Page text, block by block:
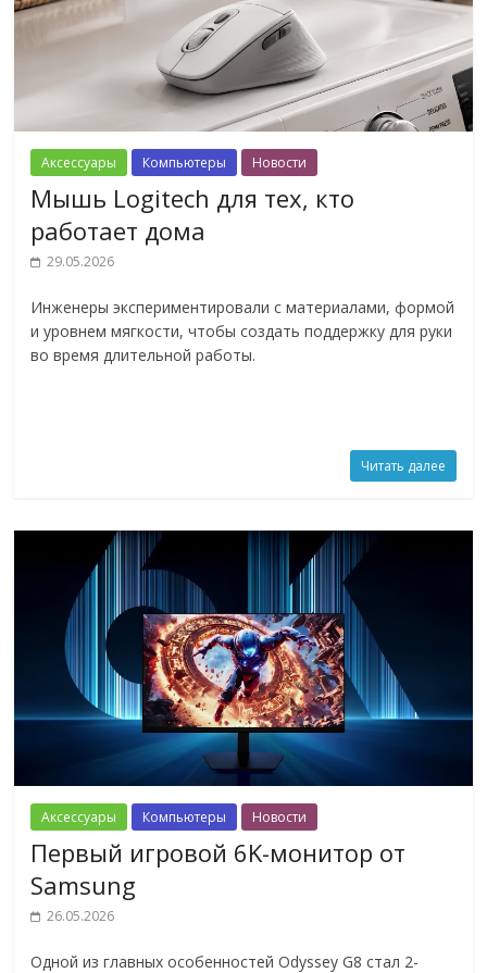
Аксессуары Компьютеры Новости
Мышь Logitech для тех, кто
работает дома
29.05.2026
Инженеры экспериментировали с материалами, формой
и уровнем мягкости, чтобы создать поддержку для руки
во время длительной работы.
Читать далее
Аксессуары Компьютеры Новости
Первый игровой 6K-монитор от
Samsung
26.05.2026
Одной из главных особенностей Odyssey G8 стал 2-